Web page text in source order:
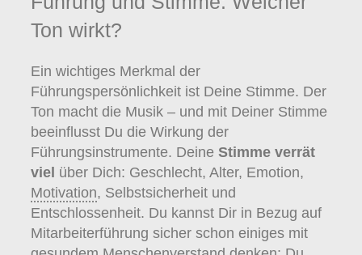
Ton wirkt?
Ein wichtiges Merkmal der
Führungspersönlichkeit ist Deine Stimme. Der
Ton macht die Musik – und mit Deiner Stimme
beeinflusst Du die Wirkung der
Führungsinstrumente. Deine Stimme verrät
viel über Dich: Geschlecht, Alter, Emotion,
Motivation, Selbstsicherheit und
Entschlossenheit. Du kannst Dir in Bezug auf
Mitarbeiterführung sicher schon einiges mit